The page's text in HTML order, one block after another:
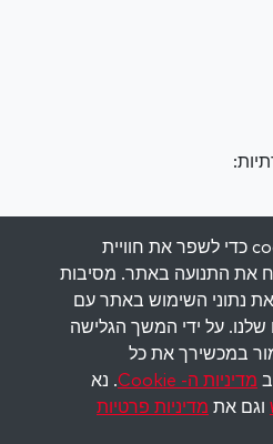
שלנו וקבל השראה
אנו משתמשים ב-cookies כדי לשפר את חוויית
את התנועה באתר. מסיבות
נתוני השימוש באתר עם
שלנו. על ידי המשך הגלישה
במכשירך את כל
מדיניות ה- Cookie
. נא
וגם את מדיניות פרטיות